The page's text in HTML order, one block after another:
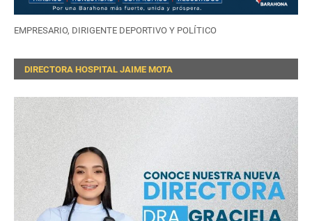
EMPRESARIO, DIRIGENTE DEPORTIVO Y POLÍTICO
DIRECTORA HOSPITAL JAIME MOTA